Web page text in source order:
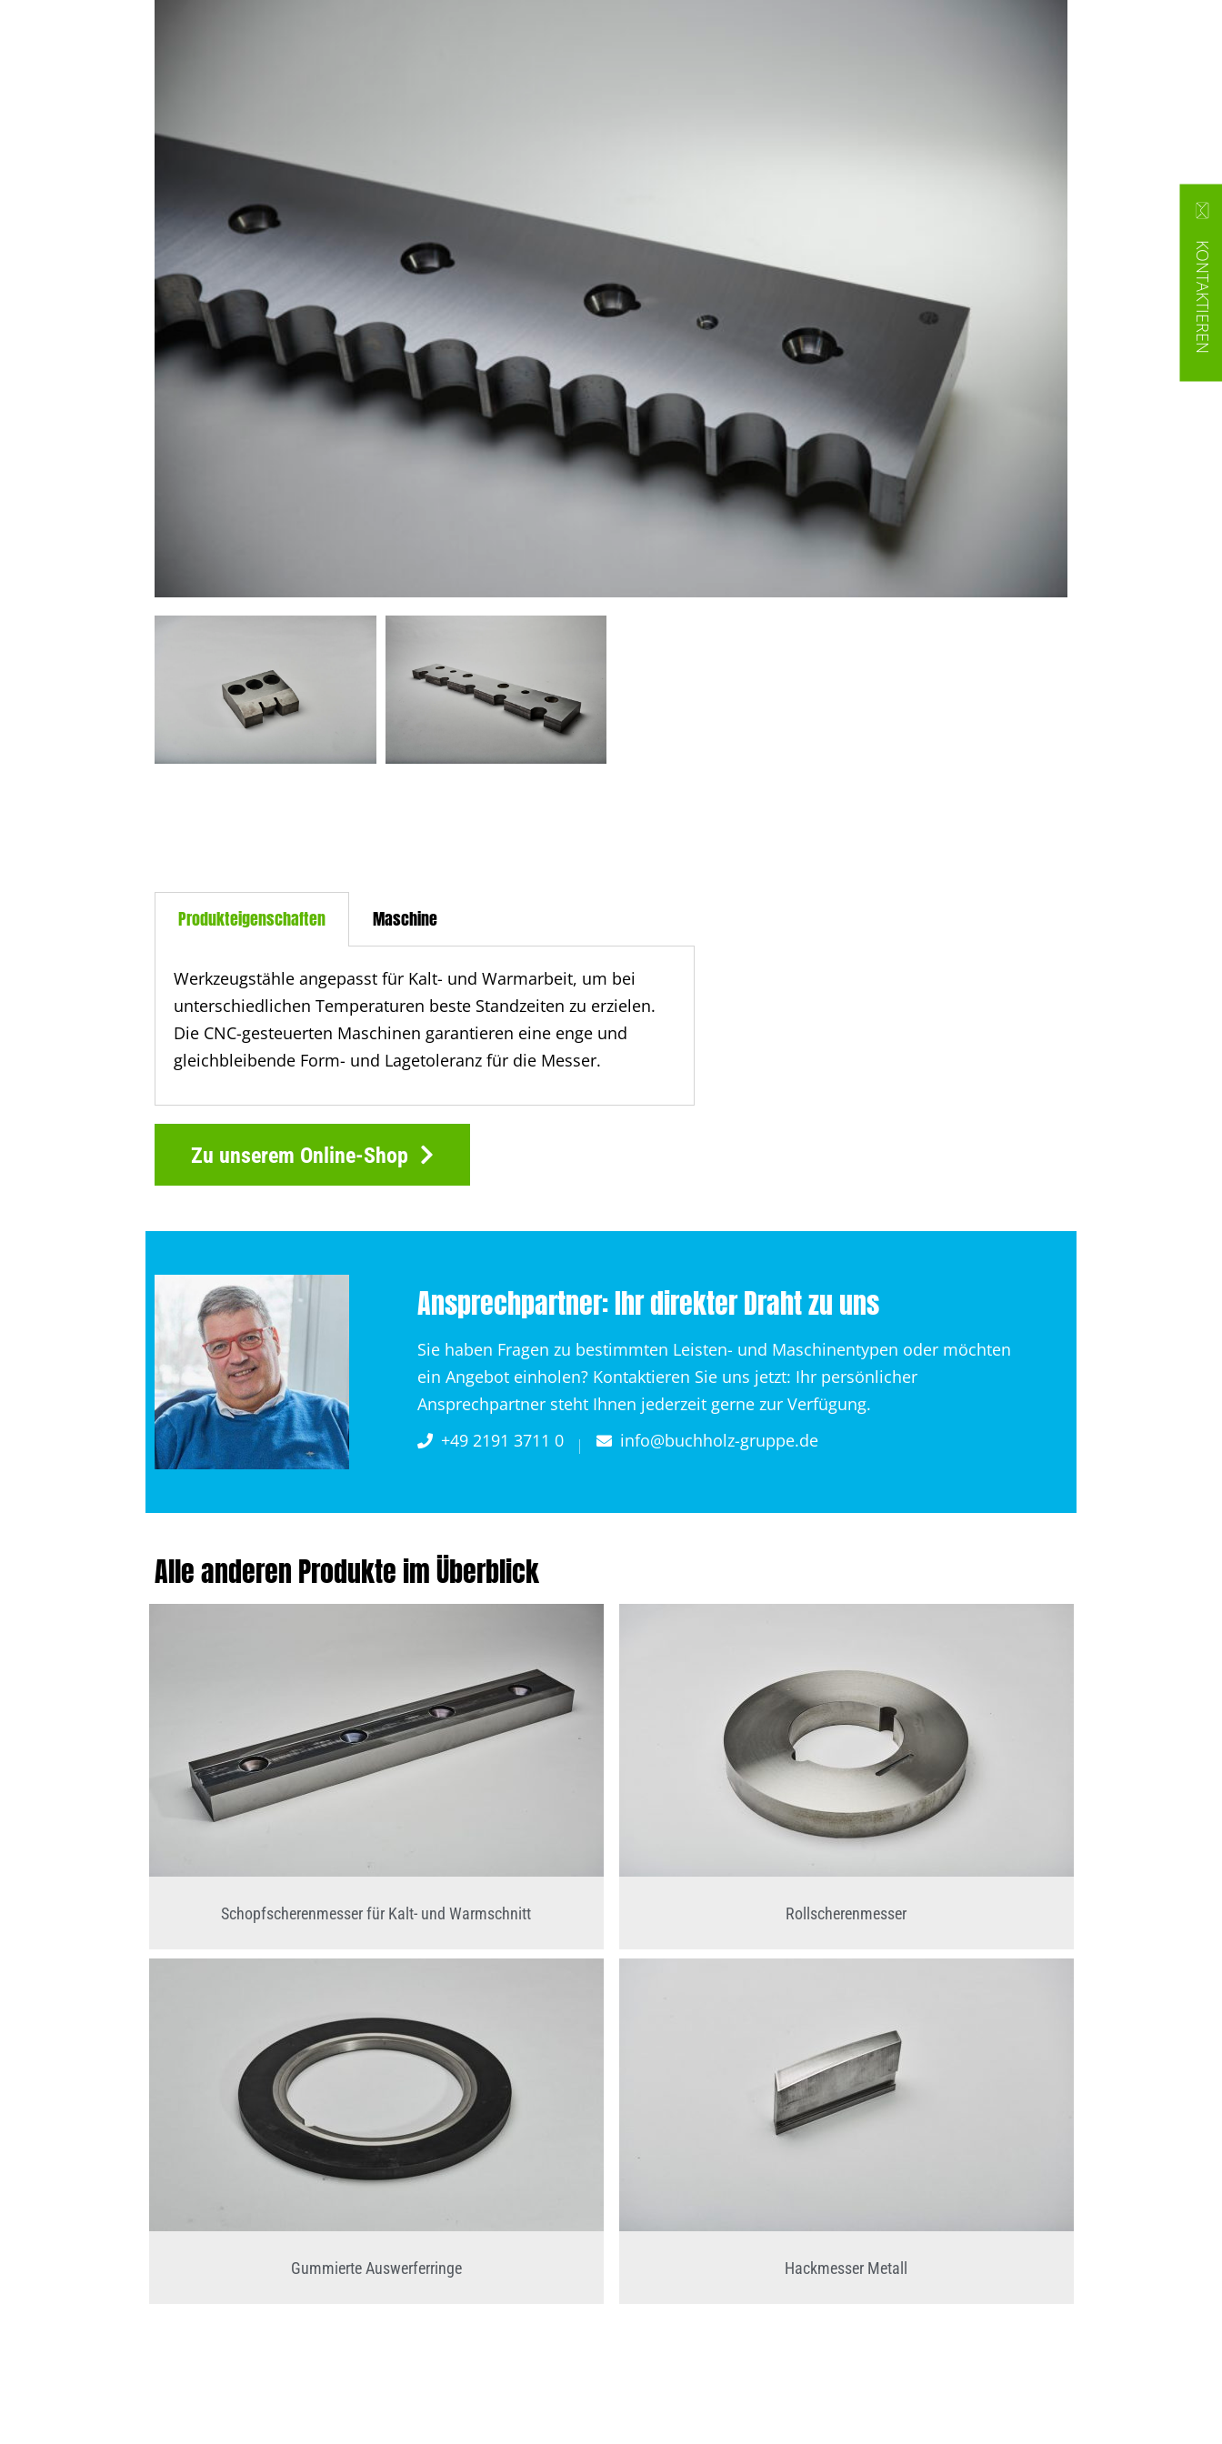
KONTAKTIEREN
Produkteigenschaften Maschine
Werkzeugstähle angepasst für Kalt- und Warmarbeit, um bei
unterschiedlichen Temperaturen beste Standzeiten zu erzielen.
Die CNC-gesteuerten Maschinen garantieren eine enge und
gleichbleibende Form- und Lagetoleranz für die Messer.
Zu unserem Online-Shop
Ansprechpartner: Ihr direkter Draht zu uns
Sie haben Fragen zu bestimmten Leisten- und Maschinentypen oder möchten
ein Angebot einholen? Kontaktieren Sie uns jetzt: Ihr persönlicher
Ansprechpartner steht Ihnen jederzeit gerne zur Verfügung.
+49 2191 3711 0
info@buchholz-gruppe.de
Alle anderen Produkte im Überblick
Schopfscherenmesser für Kalt- und Warmschnitt Rollscherenmesser
Gummierte Auswerferringe Hackmesser Metall